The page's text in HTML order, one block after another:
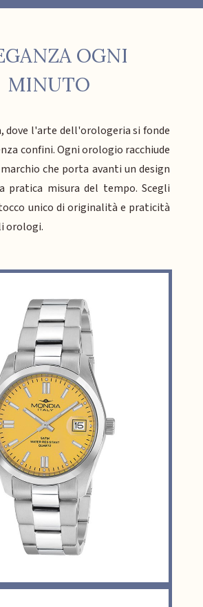
OGNI
MINUTO
dove l'arte dell'orologeria si fonde
confini. Ogni orologio racchiude
che porta avanti un design
pratica misura del tempo. Scegli
unico di originalità e praticità
orologi.